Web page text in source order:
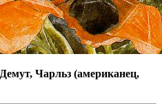
Демут, Чарльз (американец,